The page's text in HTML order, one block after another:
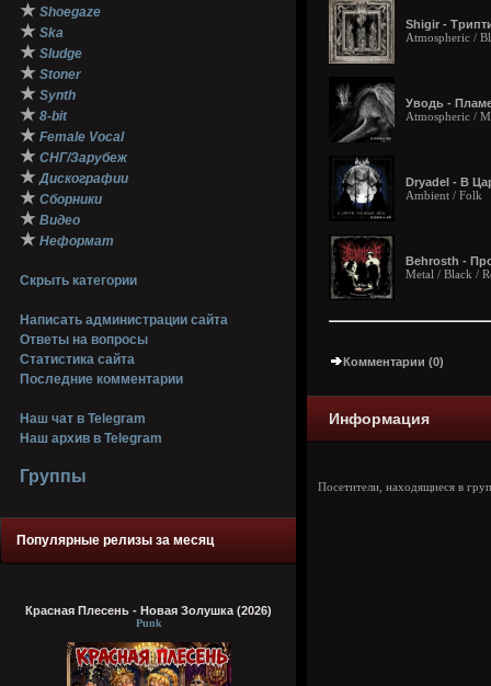
★ Shoegaze
★ Ska
★ Sludge
★ Stoner
★ Synth
★ 8-bit
★ Female Vocal
★ СНГ/Зарубеж
★ Дискографии
★ Сборники
★ Видео
★ Неформат
Скрыть категории
Написать администрации сайта
Ответы на вопросы
Статистика сайта
Последние комментарии
Наш чат в Telegram
Наш архив в Telegram
Группы
Популярные релизы за месяц
Красная Плесень - Новая Золушка (2026)
Punk
Shigir -
Atmospheric /
Уводь -
Atmospheric /
Dryadel - В
Ambient / Folk
Behrosth -
Metal / Black /
Комментарии (0)
Информация
Посетители, находящиеся в